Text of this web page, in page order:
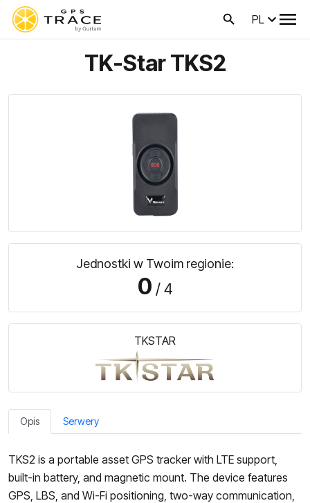
PL
TK-Star TKS2
Jednostki w Twoim regionie:
0 / 4
TKSTAR
Opis Serwery
TKS2 is a portable asset GPS tracker with LTE support,
built-in battery, and magnetic mount. The device features
GPS, LBS, and Wi-Fi positioning, two-way communication,